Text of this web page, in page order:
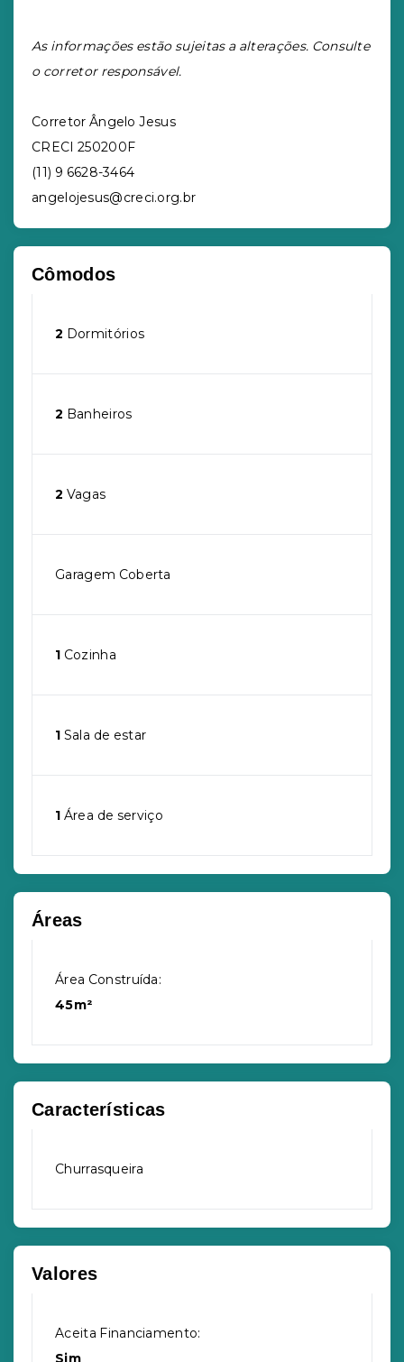
As informações estão sujeitas a alterações. Consulte
o corretor responsável.
Corretor Ângelo Jesus
CRECI 250200F
(11) 9 6628-3464
angelojesus@creci.org.br
Cômodos
2 Dormitórios
2 Banheiros
2 Vagas
Garagem Coberta
1 Cozinha
1 Sala de estar
1 Área de serviço
Áreas
Área Construída:
45m²
Características
Churrasqueira
Valores
Aceita Financiamento:
Sim